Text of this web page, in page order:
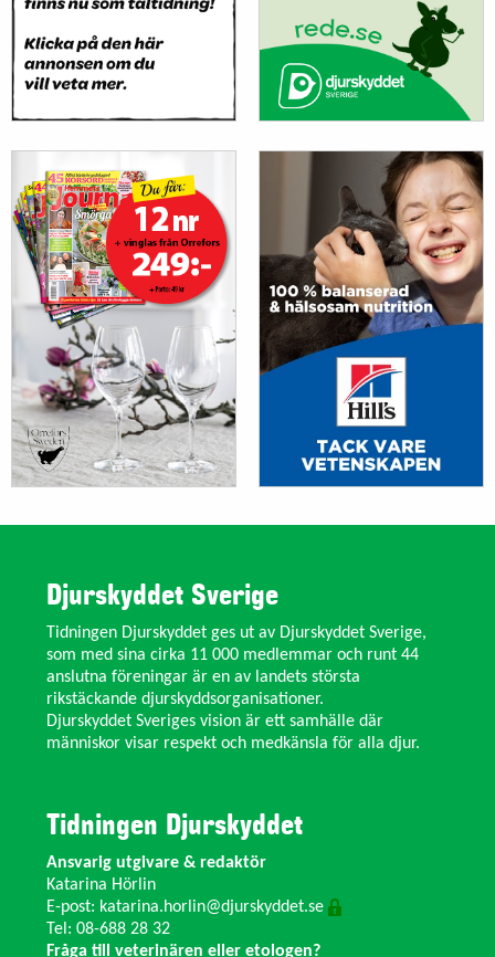
Djurskyddet Sverige
Tidningen Djurskyddet ges ut av Djurskyddet Sverige,
som med sina cirka 11 000 medlemmar och runt 44
anslutna föreningar är en av landets största
rikstäckande djurskyddsorganisationer.
Djurskyddet Sveriges vision är ett samhälle där
människor visar respekt och medkänsla för alla djur.
Tidningen Djurskyddet
Ansvarig utgivare & redaktör
Katarina Hörlin
E-post: katarina.horlin@djurskyddet.se
Tel: 08-688 28 32
Fråga till veterinären eller etologen?